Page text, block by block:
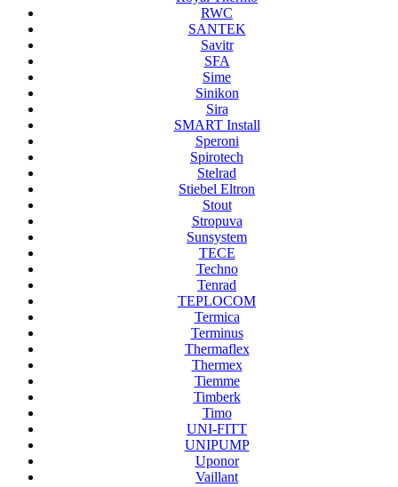
RWC
SANTEK
Savitr
SFA
Sime
Sinikon
Sira
SMART Install
Speroni
Spirotech
Stelrad
Stiebel Eltron
Stout
Stropuva
Sunsystem
TECE
Techno
Tenrad
TEPLOCOM
Termica
Terminus
Thermaflex
Thermex
Tiemme
Timberk
Timo
UNI-FITT
UNIPUMP
Uponor
Vaillant